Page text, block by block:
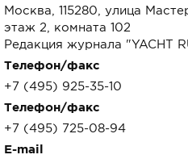
Москва, 115280, улица
этаж 2, комната 102
Редакция журнала "YACHT
Телефон/факс
+7 (495) 925-35-10
Телефон/факс
+7 (495) 725-08-94
E-mail